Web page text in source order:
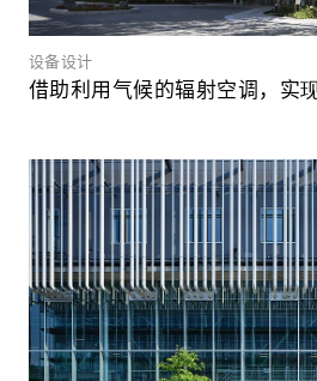
设备设计
借助利用气候的辐射空调，实